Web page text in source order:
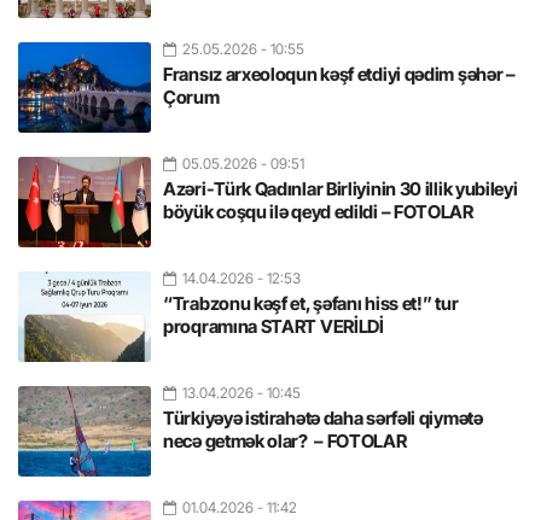
25.05.2026 - 10:55
Fransız arxeoloqun kəşf etdiyi qədim şəhər –
Çorum
05.05.2026 - 09:51
Azəri-Türk Qadınlar Birliyinin 30 illik yubileyi
böyük coşqu ilə qeyd edildi – FOTOLAR
14.04.2026 - 12:53
“Trabzonu kəşf et, şəfanı hiss et!” tur
proqramına START VERİLDİ
13.04.2026 - 10:45
Türkiyəyə istirahətə daha sərfəli qiymətə
necə getmək olar? – FOTOLAR
01.04.2026 - 11:42